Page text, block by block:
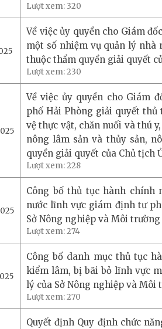
Lượt xem: 320
Về việc ủy quyền cho Giám
một số nhiệm vụ quản lý nhà
thuộc thẩm quyền giải quyết
Lượt xem:230
Về việc ủy quyền cho Giám
phố Hải Phòng giải quyết
vệ thực vật, chăn nuối và thú
nông lâm sản và thủy sản,
quyền giải quyết của Chủ tịch
Lượt xem:228
Công bố thủ tục hành chính
nước lĩnh vực giám định tư
Sở Nông nghiệp và Môi trường
Lượt xem:274
Công bố danh mục thủ tục
kiểm lâm, bị bãi bỏ lĩnh vực
lý của Sở Nông nghiệp và
Lượt xem:270
Quyết định Quy định chức